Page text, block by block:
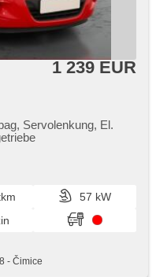
1 239 EUR
Servolenkung, El.
57 kW
- Čimice